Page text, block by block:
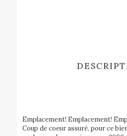
Emplacement! Emplacement!
Coup de coeur assuré, pour ce